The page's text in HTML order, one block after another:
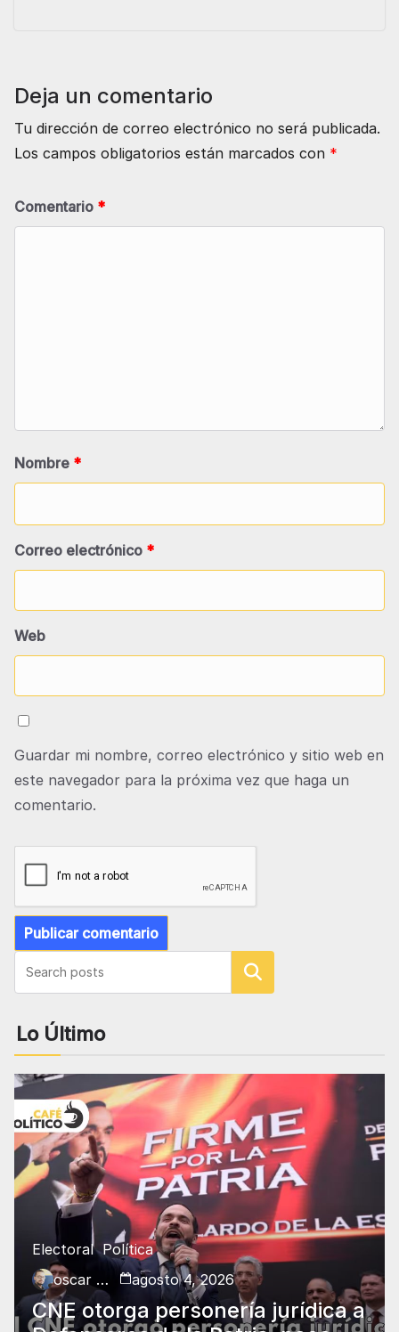
Deja un comentario
Tu dirección de correo electrónico no será publicada.
Los campos obligatorios están marcados con *
Comentario *
Nombre *
Correo electrónico *
Web
Guardar mi nombre, correo electrónico y sitio web en
este navegador para la próxima vez que haga un
comentario.
Buscar
Lo Último
Electoral Política
oscar charry
agosto 4, 2026
CNE otorga personería jurídica a